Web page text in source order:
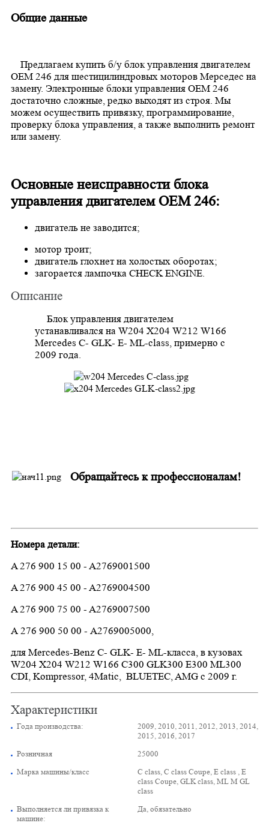
Общие данные
Предлагаем купить б/у блок управления двигателем
OEM 246 для шестицилиндровых моторов Мерседес на
замену. Электронные блоки управления ОЕМ 246
достаточно сложные, редко выходят из строя. Мы
можем осуществить привязку, программирование,
проверку блока управления, а также выполнить ремонт
или замену.
Основные неисправности блока
управления двигателем OEM 246:
двигатель не заводится;
мотор троит;
двигатель глохнет на холостых оборотах;
загорается лампочка CHECK ENGINE.
Описание
Блок управления двигателем
устанавливался на W204 X204 W212 W166
Mercedes C- GLK- E- ML-class, примерно с
2009 года.
Обращайтесь к профессионалам!
Номера детали:
A 276 900 15 00 - A2769001500
A 276 900 45 00 - A2769004500
A 276 900 75 00 - A2769007500
А 276 900 50 00 - А2769005000
для Mercedes-Benz C- GLK- E- ML-класса, в кузовах
W204 X204 W212 W166 C300 GLK300 E300 ML300
CDI, Kompressor, 4Matic, BLUETEC, AMG с 2009 г.
Характеристики
Года производства:
2009, 2010, 2011, 2012, 2013, 2014,
2015, 2016, 2017
Розничная
25000
Марка машины/класс
C class, C class Coupe, E class , E
class Coupe, GLK class, ML M GL
class
Выполняется ли привязка к
машине:
Да, обязательно